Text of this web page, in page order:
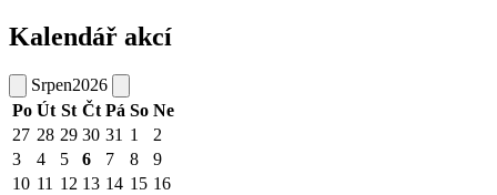
Kalendář akcí
Srpen2026
Po Út St Čt Pá So Ne
27 28 29 30 31 1
2
3
4 5 6 7 8
9
10 11 12 13 14 15 16